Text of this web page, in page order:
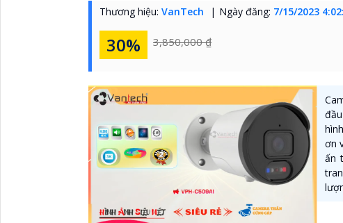
Thương hiệu: VanTech Ngày đăng: 7/15/2023
30% 3,850,000 ₫
ơn
ấn